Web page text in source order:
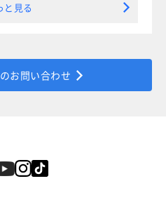
と見る
お問い合わせ